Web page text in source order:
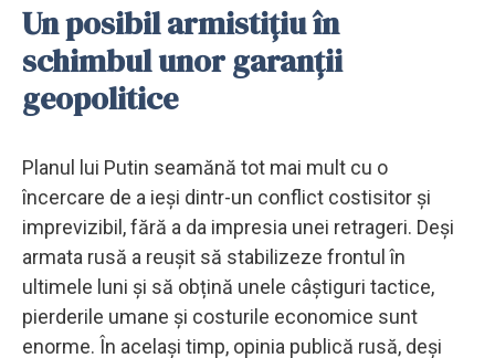
Un posibil armistițiu în
schimbul unor garanții
geopolitice
Planul lui Putin seamănă tot mai mult cu o
încercare de a ieși dintr-un conflict costisitor și
imprevizibil, fără a da impresia unei retrageri. Deși
armata rusă a reușit să stabilizeze frontul în
ultimele luni și să obțină unele câștiguri tactice,
pierderile umane și costurile economice sunt
enorme. În același timp, opinia publică rusă, deși